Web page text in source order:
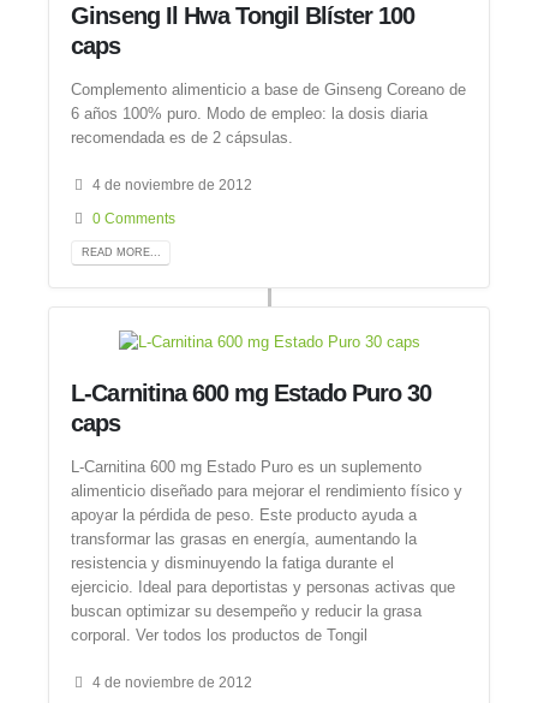
Ginseng Il Hwa Tongil Blíster 100
caps
Complemento alimenticio a base de Ginseng Coreano de
6 años 100% puro. Modo de empleo: la dosis diaria
recomendada es de 2 cápsulas.
4 de noviembre de 2012
0 Comments
READ MORE...
L-Carnitina 600 mg Estado Puro 30
caps
L-Carnitina 600 mg Estado Puro es un suplemento
alimenticio diseñado para mejorar el rendimiento físico y
apoyar la pérdida de peso. Este producto ayuda a
transformar las grasas en energía, aumentando la
resistencia y disminuyendo la fatiga durante el
ejercicio. Ideal para deportistas y personas activas que
buscan optimizar su desempeño y reducir la grasa
corporal. Ver todos los productos de Tongil
4 de noviembre de 2012